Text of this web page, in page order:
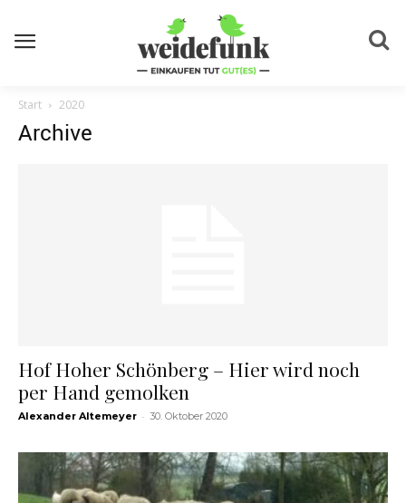
Start 2020
Archive
Hof Hoher Schönberg – Hier wird noch
per Hand gemolken
Alexander Altemeyer - 30. Oktober 2020